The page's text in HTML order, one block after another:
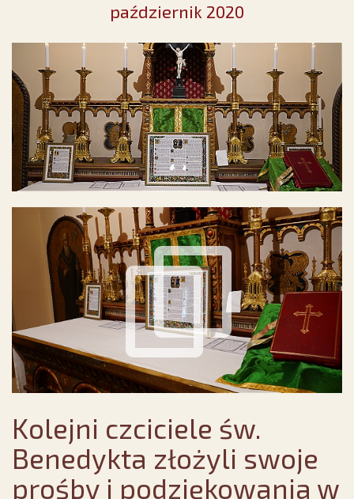
październik 2020
Kolejni czciciele św.
Benedykta złożyli swoje
prośby i podziękowania w